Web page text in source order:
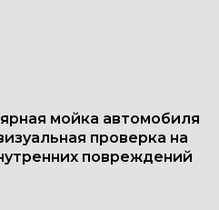
мойка автомобиля
проверка на
повреждений